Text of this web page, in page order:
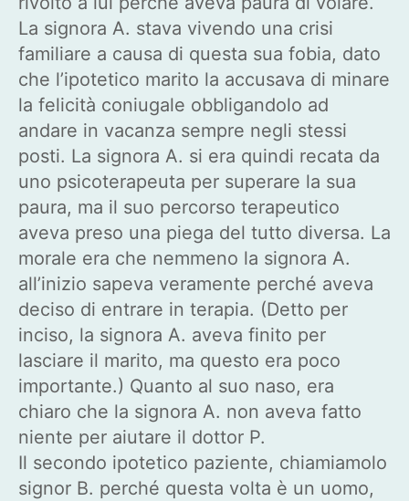
La signora A. stava vivendo una crisi
familiare a causa di questa sua fobia, dato
che l’ipotetico marito la accusava di minare
la felicità coniugale obbligandolo ad
andare in vacanza sempre negli stessi
posti. La signora A. si era quindi recata da
uno psicoterapeuta per superare la sua
paura, ma il suo percorso terapeutico
aveva preso una piega del tutto diversa. La
morale era che nemmeno la signora A.
all’inizio sapeva veramente perché aveva
deciso di entrare in terapia. (Detto per
inciso, la signora A. aveva finito per
lasciare il marito, ma questo era poco
importante.) Quanto al suo naso, era
chiaro che la signora A. non aveva fatto
niente per aiutare il dottor P.
Il secondo ipotetico paziente, chiamiamolo
signor B. perché questa volta è un uomo,